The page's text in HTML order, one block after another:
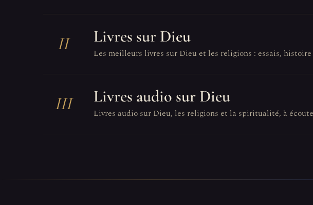
II Livres sur Dieu
Les meilleurs livres sur Dieu et les religions : essais,
III Livres audio sur Dieu
Livres audio sur Dieu, les religions et la spiritualité, à